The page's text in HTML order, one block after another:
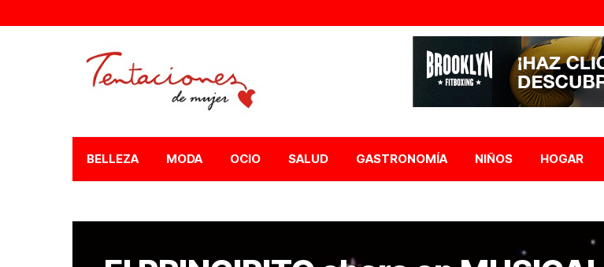
BELLEZA MODA OCIO SALUD GASTRONOMÍA NIÑOS HOGAR